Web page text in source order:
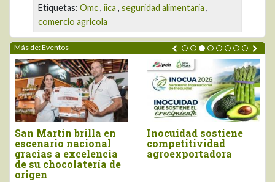
Etiquetas: Omc, iica , seguridad alimentaria ,
comercio agricola
Más de: Eventos
Martín brilla en
nacional
a excelencia
su chocolatería de
Inocuidad sostiene
competitividad
agroexportadora